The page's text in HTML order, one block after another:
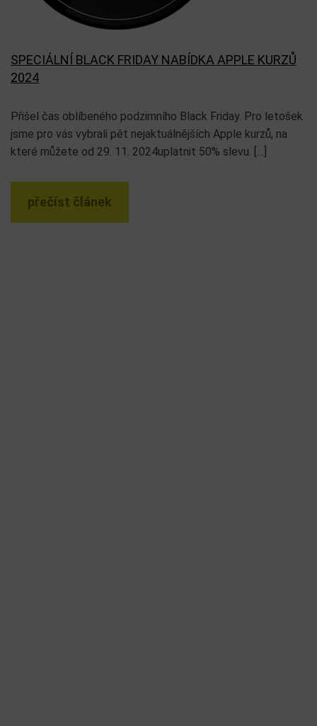
SPECIÁLNÍ BLACK FRIDAY NABÍDKA APPLE KURZŮ
2024
Přišel čas oblíbeného podzimního Black Friday. Pro letošek
jsme pro vás vybrali pět nejaktuálnějších Apple kurzů, na
které můžete od 29. 11. 2024uplatnit 50% slevu. […]
přečíst článek